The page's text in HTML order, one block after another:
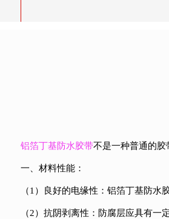
铝箔丁基防水胶带不是一种普通的胶
一、材料性能：
（1）良好的电缘性：铝箔丁基防
（2）抗阴剥离性：防腐层应具有